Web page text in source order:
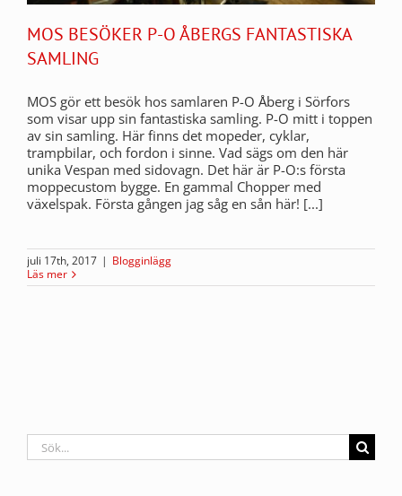
MOS BESÖKER P-O ÅBERGS FANTASTISKA
SAMLING
MOS gör ett besök hos samlaren P-O Åberg i Sörfors
som visar upp sin fantastiska samling. P-O mitt i toppen
av sin samling. Här finns det mopeder, cyklar,
trampbilar, och fordon i sinne. Vad sägs om den här
unika Vespan med sidovagn. Det här är P-O:s första
moppecustom bygge. En gammal Chopper med
växelspak. Första gången jag såg en sån här! [...]
juli 17th, 2017 | Blogginlägg
Läs mer
Sök
efter: